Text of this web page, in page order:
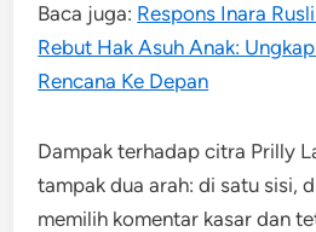
Baca juga: Respons Inara
Rebut Hak Asuh Anak:
Rencana Ke Depan
Dampak terhadap citra Prilly
tampak dua arah: di satu sisi,
memilih komentar kasar dan